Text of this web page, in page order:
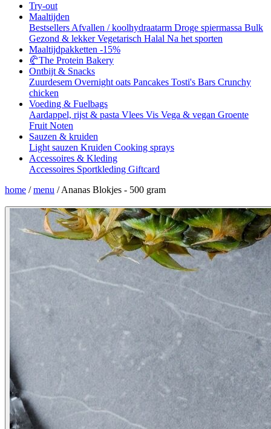
Try-out
Maaltijden
Bestsellers Afvallen / koolhydraatarm Droge spiermassa Bulk
Gezond & lekkerVegetarisch Halal Na het sporten
Maaltijdpakketten -15%
🥐The Protein Bakery
Ontbijt & Snacks
Zuurdesem Overnight oats Pancakes Tosti's Bars Crunchy
chicken
Voeding & Fuelbags
Aardappel, rijst & pasta Vlees Vis Vega & vegan Groente
Fruit Noten
Sauzen & kruiden
Light sauzen Kruiden Cooking sprays
Accessoires & Kleding
Accessoires Sportkleding Giftcard
home / menu / Ananas Blokjes - 500 gram